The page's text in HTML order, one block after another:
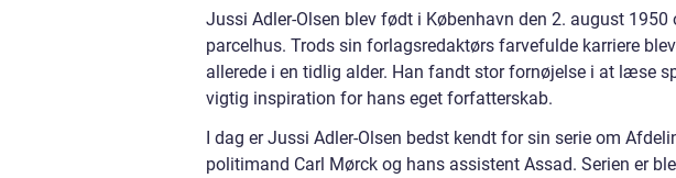
Jussi Adler-Olsen blev født i København den 2. august
parcelhus. Trods sin forlagsredaktørs farvefulde karriere
allerede i en tidlig alder. Han fandt stor fornøjelse i at læse
vigtig inspiration for hans eget forfatterskab.
I dag er Jussi Adler-Olsen bedst kendt for sin serie om
politimand Carl Mørck og hans assistent Assad. Serien er